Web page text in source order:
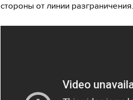
стороны от линии